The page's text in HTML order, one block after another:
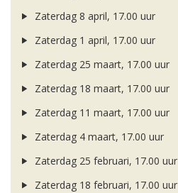
Zaterdag 8 april, 17.00 uur
Zaterdag 1 april, 17.00 uur
Zaterdag 25 maart, 17.00 uur
Zaterdag 18 maart, 17.00 uur
Zaterdag 11 maart, 17.00 uur
Zaterdag 4 maart, 17.00 uur
Zaterdag 25 februari, 17.00 uur
Zaterdag 18 februari, 17.00 uur